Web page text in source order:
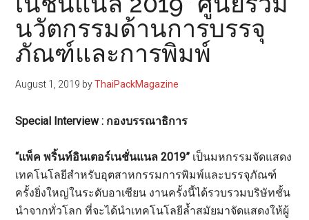
นวัตกรรมด้านการบรรจุ
ภัณฑ์และการพิมพ์
August 1, 2019 byThaiPackMagazine
Special Interview : กองบรรณาธิการ
“แพ็ค พริ้นท์อินเตอร์เนชั่นแนล 2019” เป็นมหกรรมจัดแสดง
เทคโนโลยีสำหรับอุตสาหกรรมการพิมพ์และบรรจุภัณฑ์
ครั้งยิ่งใหญ่ในระดับอาเซียน งานครั้งนี้ได้รวบรวมบริษัทชั้น
นำจากทั่วโลก ที่จะได้นำเทคโนโลยีล้ำสมัยมาจัดแสดงให้ผู้